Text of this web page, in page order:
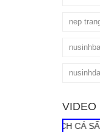
nep
VIDEO
DÁN GẠCH CÁ SẤU